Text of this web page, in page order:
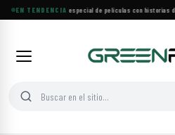
EN TENDENCIA
Lifetime estrena especial de películas con historias